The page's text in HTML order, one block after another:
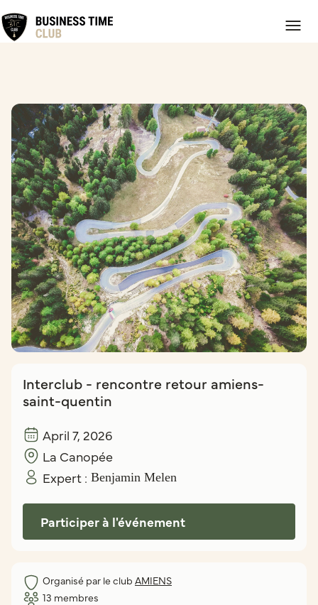
Interclub - rencontre retour amiens-
saint-quentin
April 7, 2026
La Canopée
Expert : Benjamin Melen
Participer à l'événement
Organisé par le club AMIENS
13 membres